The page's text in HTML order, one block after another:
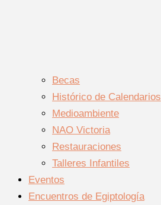
Becas
Histórico de Calendarios
Medioambiente
NAO Victoria
Restauraciones
Talleres Infantiles
Eventos
Encuentros de Egiptología